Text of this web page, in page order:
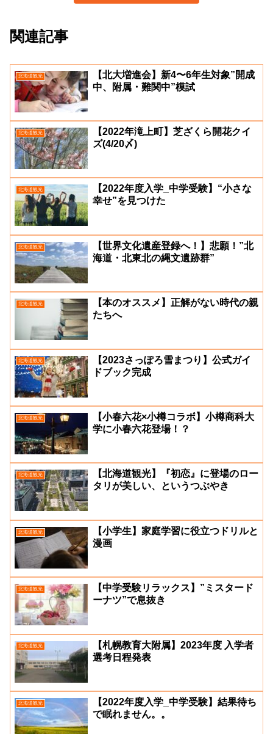
関連記事
北海道観光
【北大増進会】新4〜6年生対象”開成
中、附属・難関中”模試
北海道観光
【2022年滝上町】芝ざくら開花クイ
ズ(4/20〆)
北海道観光
【2022年度入学_中学受験】“小さな
幸せ”を見つけた
北海道観光
【世界文化遺産登録へ！】悲願！”北
海道・北東北の縄文遺跡群”
北海道観光
【本のオススメ】正解がない時代の親
たちへ
北海道観光
【2023さっぽろ雪まつり】公式ガイ
ドブック完成
北海道観光
【小春六花×小樽コラボ】小樽商科大
学に⼩春六花登場！？
北海道観光
【北海道観光】『初恋』に登場のロー
タリが美しい、というつぶやき
北海道観光
【小学生】家庭学習に役立つドリルと
漫画
北海道観光
【中学受験リラックス】”ミスタード
ーナツ”で息抜き
北海道観光
【札幌教育大附属】2023年度 入学者
選考日程発表
北海道観光
【2022年度入学_中学受験】結果待ち
で眠れません。。